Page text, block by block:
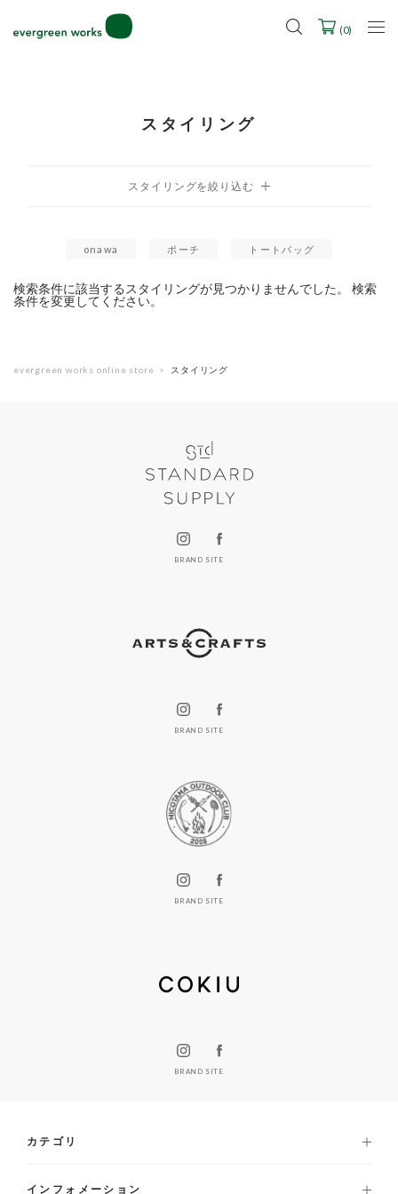
2027年ご入学用ランドセル受注会スケジュール
(0)
スタイリング
onawa ポーチ トートバッグ
検索条件に該当するスタイリングが見つかりませんでした。 検索
条件を変更してください。
evergreen works online store スタイリング
BRAND SITE
BRAND SITE
BRAND SITE
BRAND SITE
カテゴリ
インフォメーション